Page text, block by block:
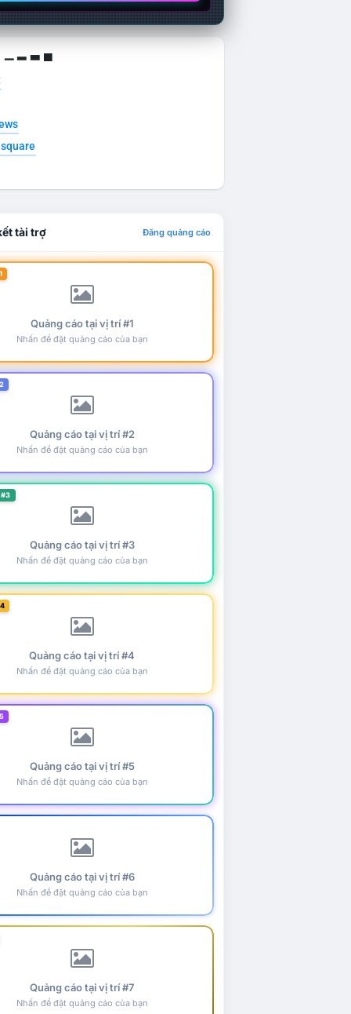
▁ ▂ ▃ ▄
tài trợ Đăng quảng cáo
Quảng cáo tại vị trí #1
Nhấn để đặt quảng cáo của bạn
Quảng cáo tại vị trí #2
Nhấn để đặt quảng cáo của bạn
Quảng cáo tại vị trí #3
Nhấn để đặt quảng cáo của bạn
Quảng cáo tại vị trí #4
Nhấn để đặt quảng cáo của bạn
Quảng cáo tại vị trí #5
Nhấn để đặt quảng cáo của bạn
Quảng cáo tại vị trí #6
Nhấn để đặt quảng cáo của bạn
Quảng cáo tại vị trí #7
Nhấn để đặt quảng cáo của bạn